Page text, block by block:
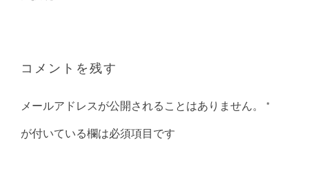
ー
シ
ョ
ン
コメントを残す
メールアドレスが公開されることはありません。
*
が付いている欄は必須項目です